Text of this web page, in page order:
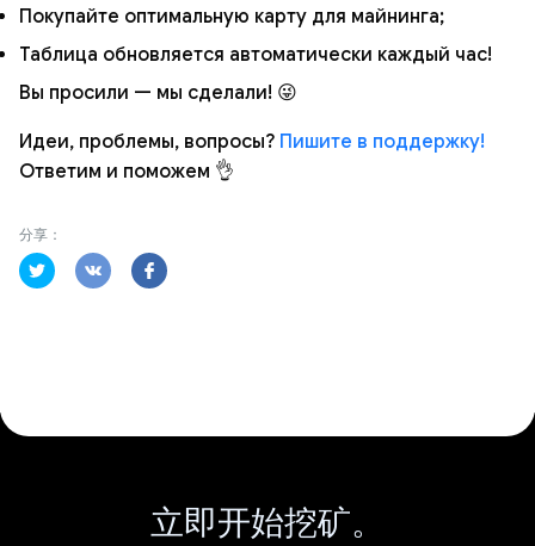
Покупайте оптимальную карту для майнинга;
Таблица обновляется автоматически каждый час!
Вы просили — мы сделали! 😜
Идеи, проблемы, вопросы? Пишите в поддержку!
Ответим и поможем 👌
分享：
立即开始挖矿。